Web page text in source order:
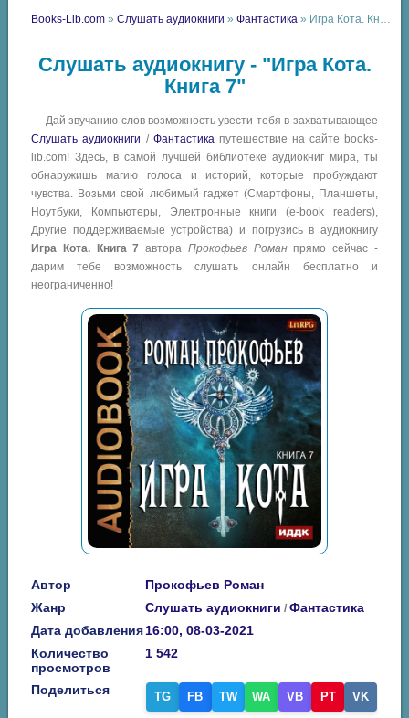
Books-Lib.com »Слушать аудиокниги »Фантастика » Игра Кота. Книга 7
Слушать аудиокнигу - "Игра Кота.
Книга 7"
Дай звучанию слов возможность увести тебя в захватывающее
Слушать аудиокниги / Фантастикапутешествие на сайте books-
lib.com! Здесь, в самой лучшей библиотеке аудиокниг мира, ты
обнаружишь магию голоса и историй, которые пробуждают
чувства. Возьми свой любимый гаджет (Смартфоны, Планшеты,
Ноутбуки, Компьютеры, Электронные книги (e-book readers),
Другие поддерживаемые устройства) и погрузись в аудиокнигу
Игра Кота. Книга 7 автора Прокофьев Романпрямо сейчас -
дарим тебе возможность слушать онлайн бесплатно и
неограниченно!
Автор
Прокофьев Роман
Жанр
Слушать аудиокниги /Фантастика
Дата добавления16:00, 08-03-2021
Количество
просмотров
1 542
Поделиться TG FB TW WA VB PT VK